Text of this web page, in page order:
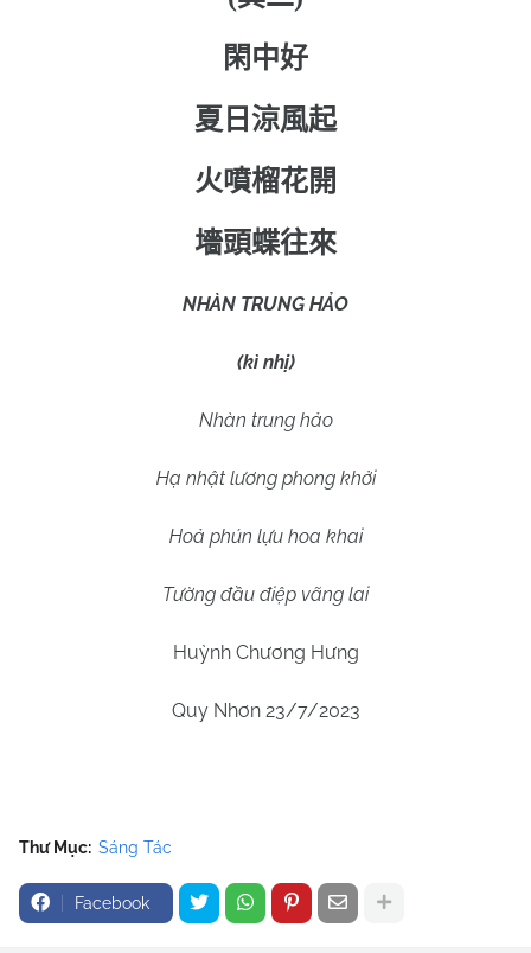
閑中好
夏日涼風起
火噴榴花開
墻頭蝶往來
NHÀN TRUNG HẢO
(kì nhị)
Nhàn trung hảo
Hạ nhật lương phong khởi
Hoả phún lựu hoa khai
Tường đầu điệp vãng lai
Huỳnh Chương Hưng
Quy Nhơn 23/7/2023
Thư Mục: Sáng Tác
Facebook